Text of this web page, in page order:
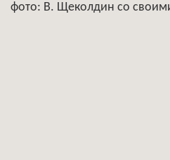
фото: В. Щеколдин со